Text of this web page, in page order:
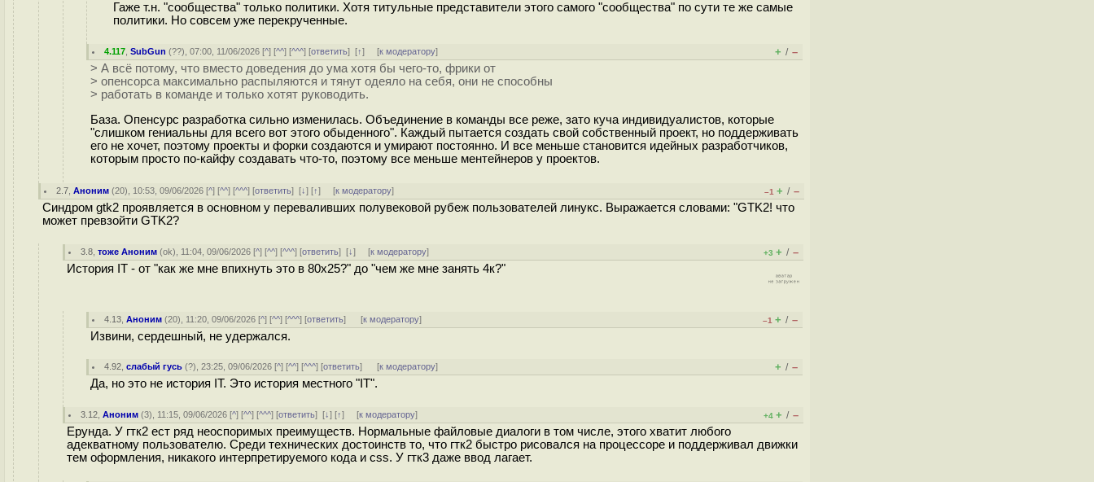
Гаже т.н. "сообщества" только политики. Хотя титульные представители этого самого "сообщества" по сути те же самые
политики. Но совсем уже перекрученные.
4.117 ,SubGun (??), 07:00, 11/06/2026 [^] [^^] [^^^] [ответить][↑] [к модератору] + / –
> А всё потому, что вместо доведения до ума хотя бы чего-то, фрики от
> опенсорса максимально распыляются и тянут одеяло на себя, они не способны
> работать в команде и только хотят руководить.
База. Опенсурс разработка сильно изменилась. Объединение в команды все реже, зато куча индивидуалистов, которые
"слишком гениальны для всего вот этого обыденного". Каждый пытается создать свой собственный проект, но поддерживать
его не хочет, поэтому проекты и форки создаются и умирают постоянно. И все меньше становится идейных разработчиков,
которым просто по-кайфу создавать что-то, поэтому все меньше ментейнеров у проектов.
2.7 ,Аноним (20), 10:53, 09/06/2026 [^] [^^] [^^^] [ответить][↓] [↑] [к модератору] –1 + / –
Синдром gtk2 проявляется в основном у переваливших полувековой рубеж пользователей линукс. Выражается словами: "GTK2! что
может превзойти GTK2?
3.8 ,тоже Аноним (ok), 11:04, 09/06/2026 [^] [^^] [^^^] [ответить][↓] [к модератору] +3 + / –
История IT - от "как же мне впихнуть это в 80х25?" до "чем же мне занять 4к?"
4.13 ,Аноним (20), 11:20, 09/06/2026 [^] [^^] [^^^] [ответить] [к модератору] –1 + / –
Извини, сердешный, не удержался.
4.92 ,слабый гусь (?), 23:25, 09/06/2026 [^] [^^] [^^^] [ответить] [к модератору] + / –
Да, но это не история IT. Это история местного "IT".
3.12 ,Аноним (3), 11:15, 09/06/2026 [^] [^^] [^^^] [ответить][↓] [↑] [к модератору] +4 + / –
Ерунда. У гтк2 ест ряд неоспоримых преимуществ. Нормальные файловые диалоги в том числе, этого хватит любого
адекватному пользователю. Среди технических достоинств то, что гтк2 быстро рисовался на процессоре и поддерживал движки
тем оформления, никакого интерпретируемого кода и css. У гтк3 даже ввод лагает.